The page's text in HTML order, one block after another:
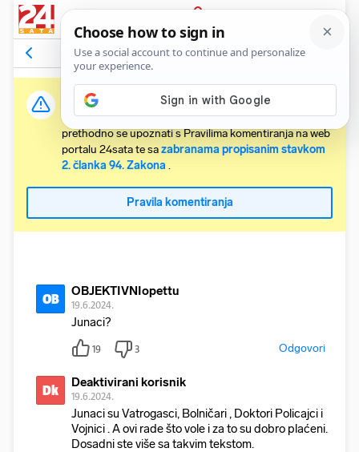
PRIJAVA
Komentari17 Relevantni
Važna obavijest:
Svaki korisnik koji želi komentirati članke obvezan je
prethodno se upoznati s Pravilima komentiranja na web
portalu 24sata te sazabranama propisanim stavkom
2. članka 94. Zakona .
Pravila komentiranja
OB OBJEKTIVNIopettu
19.6.2024.
Junaci?
19 3 Odgovori
Dk Deaktivirani korisnik
19.6.2024.
Junaci su Vatrogasci, Bolničari , Doktori Policajci i
Vojnici . A ovi rade što vole i za to su dobro plaćeni.
Dosadni ste više sa takvim tekstom.